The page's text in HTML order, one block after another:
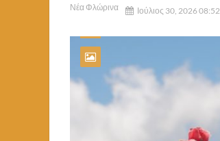
Νέα Φλώρινα Ιούλιος 30, 2026 08:52